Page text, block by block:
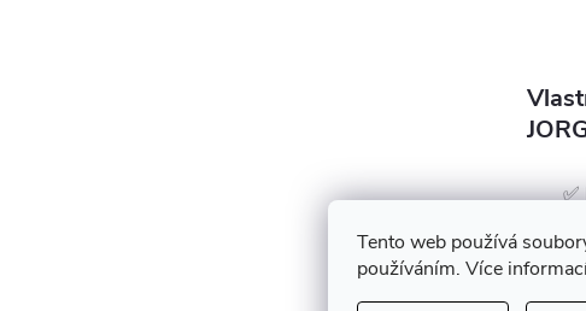
Tento web používá
používáním. Více
✅